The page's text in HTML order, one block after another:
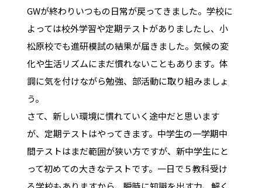
GWが終わりいつもの日常が戻ってきました。学校に
よっては校外学習や定期テストがありましたし、小
松原校でも進研模試の結果が届きました。気候の変
化や生活リズムにまだ慣れないこともあります。体
調に気を付けながら勉強、部活動に取り組みましょ
う。
さて、新しい環境に慣れていく途中だと思います
が、定期テストはやってきます。中学生の一学期中
間テストはまだ範囲が狭い方ですが、新中学生にと
って初めての大きなテストです。一日で５教科受け